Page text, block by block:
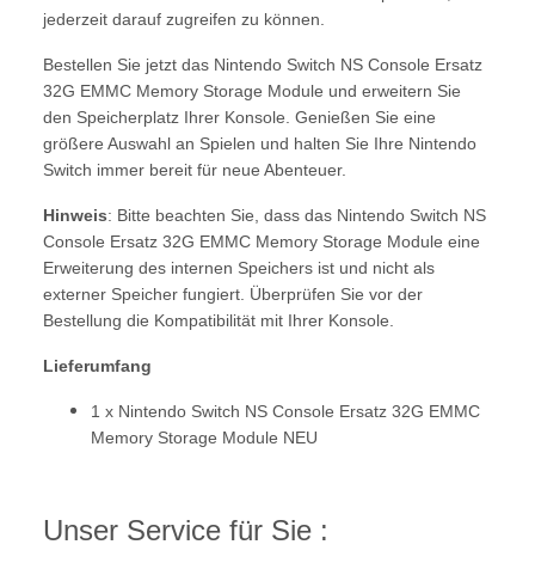
jederzeit darauf zugreifen zu können.
Bestellen Sie jetzt das Nintendo Switch NS Console Ersatz
32G EMMC Memory Storage Module und erweitern Sie
den Speicherplatz Ihrer Konsole. Genießen Sie eine
größere Auswahl an Spielen und halten Sie Ihre Nintendo
Switch immer bereit für neue Abenteuer.
Hinweis: Bitte beachten Sie, dass das Nintendo Switch NS
Console Ersatz 32G EMMC Memory Storage Module eine
Erweiterung des internen Speichers ist und nicht als
externer Speicher fungiert. Überprüfen Sie vor der
Bestellung die Kompatibilität mit Ihrer Konsole.
Lieferumfang
1 x Nintendo Switch NS Console Ersatz 32G EMMC
Memory Storage Module NEU
Unser Service für Sie :